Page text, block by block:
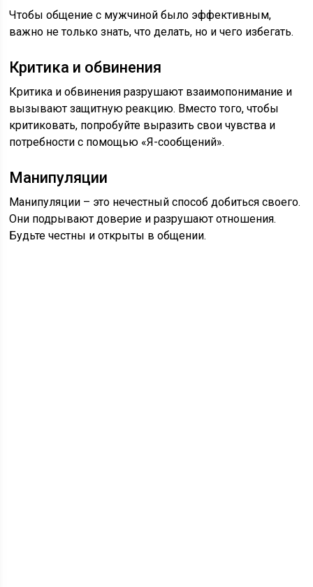
Чтобы общение с мужчиной было эффективным,
важно не только знать, что делать, но и чего избегать.
Критика и обвинения
Критика и обвинения разрушают взаимопонимание и
вызывают защитную реакцию. Вместо того, чтобы
критиковать, попробуйте выразить свои чувства и
потребности с помощью «Я-сообщений».
Манипуляции
Манипуляции – это нечестный способ добиться своего.
Они подрывают доверие и разрушают отношения.
Будьте честны и открыты в общении.